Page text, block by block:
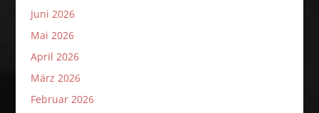
Juni 2026
Mai 2026
April 2026
März 2026
Februar 2026